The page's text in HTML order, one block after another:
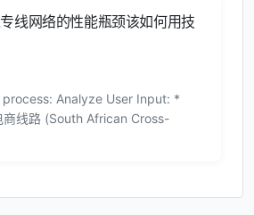
线网络的性能瓶颈该如何用技
Analyze User Input: *
线路 (South African Cross-